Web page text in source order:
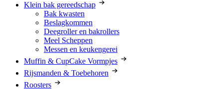
Klein bak gereedschap
Bak kwasten
Beslagkommen
Deegroller en bakrollers
Meel Scheppen
Messen en keukengerei
Muffin & CupCake Vormpjes
Rijsmanden & Toebehoren
Roosters